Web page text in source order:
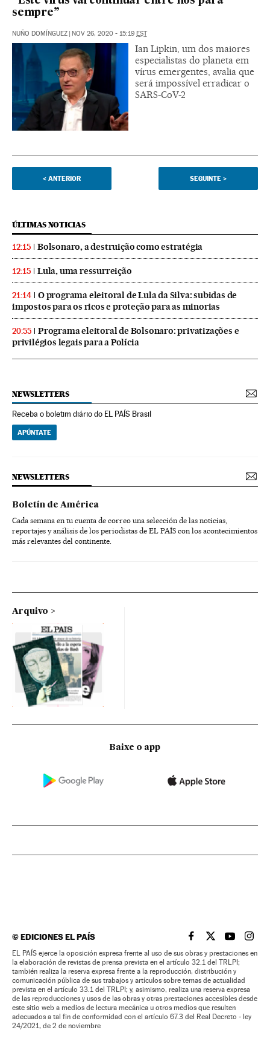
sempre”
NUÑO DOMÍNGUEZ | NOV 26, 2020 - 15:19 EST
Ian Lipkin, um dos maiores
especialistas do planeta em
vírus emergentes, avalia que
será impossível erradicar o
SARS-CoV-2
< ANTERIOR SEGUINTE >
ÚLTIMAS NOTICIAS
12:15 Bolsonaro, a destruição como estratégia
12:15 Lula, uma ressurreição
21:14
O programa eleitoral de Lula da Silva: subidas de
impostos para os ricos e proteção para as minorias
20:55
Programa eleitoral de Bolsonaro: privatizações e
privilégios legais para a Polícia
NEWSLETTERS
Receba o boletim diário do EL PAÍS Brasil
APÚNTATE
NEWSLETTERS
Boletín de América
Cada semana en tu cuenta de correo una selección de las noticias,
reportajes y análisis de los periodistas de EL PAÍS con los acontecimientos
más relevantes del continente.
Arquivo
Baixe o app
©EDICIONES EL PAÍS EL PAÍS BRASIL EN
EL PAÍSEL PAÍS
EL
EL PAÍS ejerce la oposición expresa frente al uso de sus obras y prestaciones en
la elaboración de revistas de prensa prevista en el artículo 32.1 del TRLPI;
también realiza la reserva expresa frente a la reproducción, distribución y
comunicación pública de sus trabajos y artículos sobre temas de actualidad
prevista en el artículo 33.1 del TRLPI; y, asimismo, realiza una reserva expresa
de las reproducciones y usos de las obras y otras prestaciones accesibles desde
este sitio web a medios de lectura mecánica u otros medios que resulten
adecuados a tal fin de conformidad con el artículo 67.3 del Real Decreto - ley
24/2021, de 2 de noviembre